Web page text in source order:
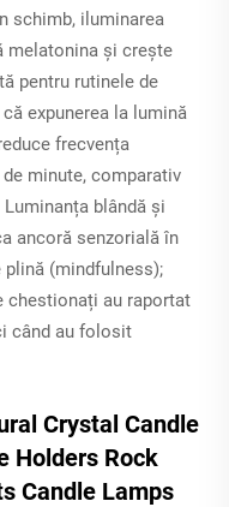
schimb, iluminarea
melatonina și crește
pentru rutinele de
expunerea la lumină
frecvența
minute, comparativ
blândă și
ancoră senzorială în
(mindfulness);
chestionați au raportat
când au folosit